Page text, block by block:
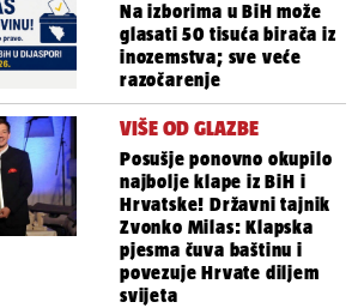
Na izborima u BiH može
glasati 50 tisuća birača iz
inozemstva; sve veće
razočarenje
VIŠE OD GLAZBE
Posušje ponovno okupilo
najbolje klape iz BiH i
Hrvatske! Državni tajnik
Zvonko Milas: Klapska
pjesma čuva baštinu i
povezuje Hrvate diljem
svijeta